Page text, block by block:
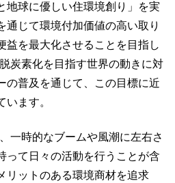
地球に優しい住環境創り」を実
通じて環境付加価値の高い取り
益を最大化させることを目指し
炭素化を目指す世界の動きに対
の普及を通じて、この目標に近
ます。
一時的なブームや風潮に左右さ
って日々の活動を行うことが含
リットのある環境商材を追求